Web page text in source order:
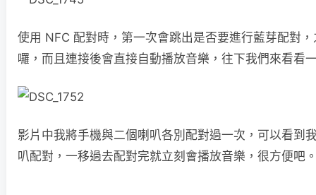
使用 NFC 配對時，第一次會跳出是否要進行藍芽配對
囉，而且連接後會直接自動播放音樂，往下我們來看看
影片中我將手機與二個喇叭各別配對過一次，可以看到
叭配對，一移過去配對完就立刻會播放音樂，很方便吧